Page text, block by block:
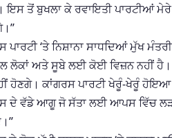
ਇਸ ਤੋਂ ਬੁਖਲਾ ਕੇ ਰਵਾਇਤੀ ਪਾਰਟੀਆਂ
ਪਾਰਟੀ ‘ਤੇ ਨਿਸ਼ਾਨਾ ਸਾਧਦਿਆਂ ਮੁੱਖ
ਲੋਕਾਂ ਅਤੇ ਸੂਬੇ ਲਈ ਕੋਈ ਵਿਜ਼ਨ ਨਹੀਂ
ਹੋਣਗੇ। ਕਾਂਗਰਸ ਪਾਰਟੀ ਖੇਰੂੰ-ਖੇਰੂੰ
ਦੇ ਵੱਡੇ ਆਗੂ ਜੋ ਸੱਤਾ ਲਈ ਆਪਸ ਵਿੱਚ